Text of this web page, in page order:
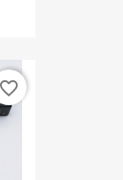
favorite_border